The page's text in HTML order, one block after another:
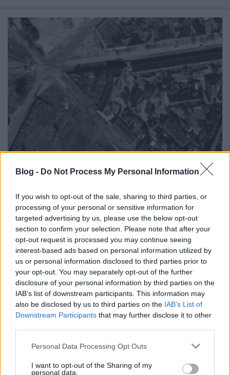
Blog - Do Not Process My Personal Information
If you wish to opt-out of the sale, sharing to third parties, or
processing of your personal or sensitive information for
targeted advertising by us, please use the below opt-out
section to confirm your selection. Please note that after your
opt-out request is processed you may continue seeing
interest-based ads based on personal information utilized by
us or personal information disclosed to third parties prior to
your opt-out. You may separately opt-out of the further
disclosure of your personal information by third parties on the
IAB’s list of downstream participants. This information may
also be disclosed by us to third parties on the IAB’s List of
Downstream Participants that may further disclose it to other
Please note that this website/app uses one or more Google
not limited to your visit or usage behaviour. You may click to
Personal Data Processing Opt Outs
I want to opt-out of the Sharing of my
personal data.
Nyomozzunk együtt!
L.A.• 2025. november 16.
UPDATE 2025. november 16. tehát újabb 5 év kellett,
hogy meglegyen a végleges hely.
Annyi történt, hogy ismét ránéztem afentrol.hu
mert nem ...
Mi legyen?
L.A.•2025. április 02.
ahogy anno készült, nem fog tovább menni, mert